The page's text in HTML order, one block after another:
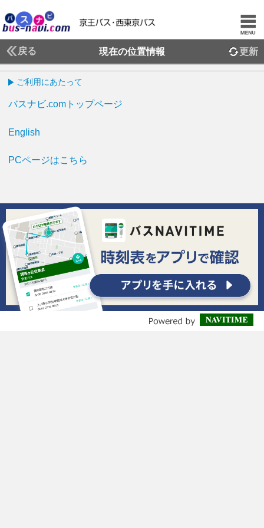
戻る 現在の位置情報 更新
ご利用にあたって
バスナビ.comトップページ
English
PCページはこちら